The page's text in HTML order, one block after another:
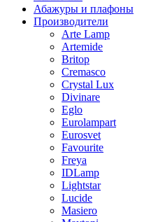
Абажуры и плафоны
Производители
Arte Lamp
Artemide
Britop
Cremasco
Crystal Lux
Divinare
Eglo
Eurolampart
Eurosvet
Favourite
Freya
IDLamp
Lightstar
Lucide
Masiero